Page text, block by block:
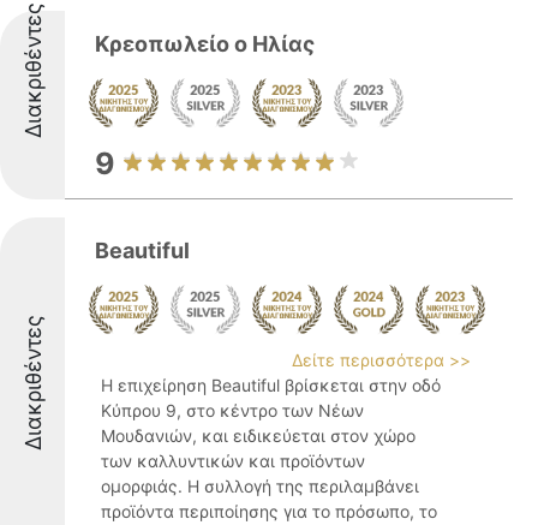
Διακριθέντες Κρεοπωλείο ο Ηλίας
9
Διακριθέντες
Beautiful
Δείτε περισσότερα >>
Η επιχείρηση Beautiful βρίσκεται στην οδό
Κύπρου 9, στο κέντρο των Νέων
Μουδανιών, και ειδικεύεται στον χώρο
των καλλυντικών και προϊόντων
ομορφιάς. Η συλλογή της περιλαμβάνει
προϊόντα περιποίησης για το πρόσωπο, το